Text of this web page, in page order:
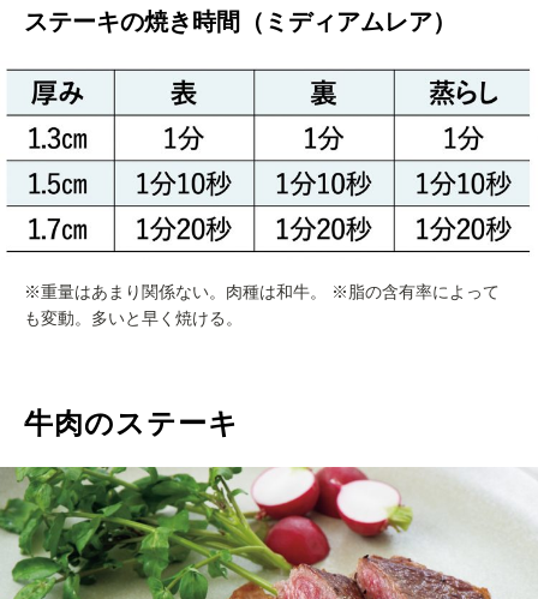
ステーキの焼き時間（ミディアムレア）
※重量はあまり関係ない。肉種は和牛。 ※脂の含有率によって
も変動。多いと早く焼ける。
牛肉のステーキ